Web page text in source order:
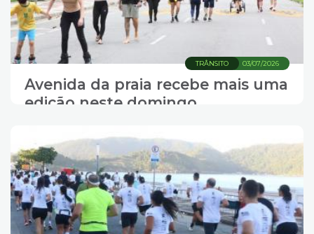
03/07/2026
TRÂNSITO
Avenida da praia recebe mais uma
edição neste domingo